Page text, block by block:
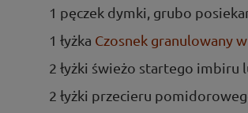
1 pęczek dymki, grubo
1 łyżka Czosnek granulowany
2 łyżki świeżo startego imbiru
2 łyżki przecieru